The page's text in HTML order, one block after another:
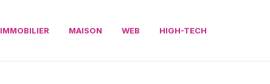
IMMOBILIER MAISON WEB HIGH-TECH